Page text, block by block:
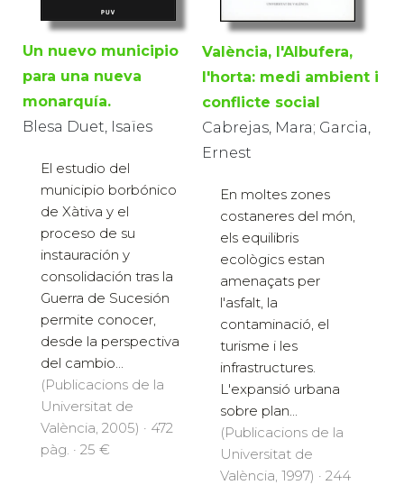
Un nuevo municipio
para una nueva
monarquía.
Blesa Duet, Isaïes
El estudio del
municipio borbónico
de Xàtiva y el
proceso de su
instauración y
consolidación tras la
Guerra de Sucesión
permite conocer,
desde la perspectiva
del cambio...
(Publicacions de la
Universitat de
València, 2005) · 472
pàg. · 25 €
València, l'Albufera,
l'horta: medi ambient i
conflicte social
Cabrejas, Mara; Garcia,
Ernest
En moltes zones
costaneres del món,
els equilibris
ecològics estan
amenaçats per
l'asfalt, la
contaminació, el
turisme i les
infrastructures.
L'expansió urbana
sobre plan...
(Publicacions de la
Universitat de
València, 1997) · 244